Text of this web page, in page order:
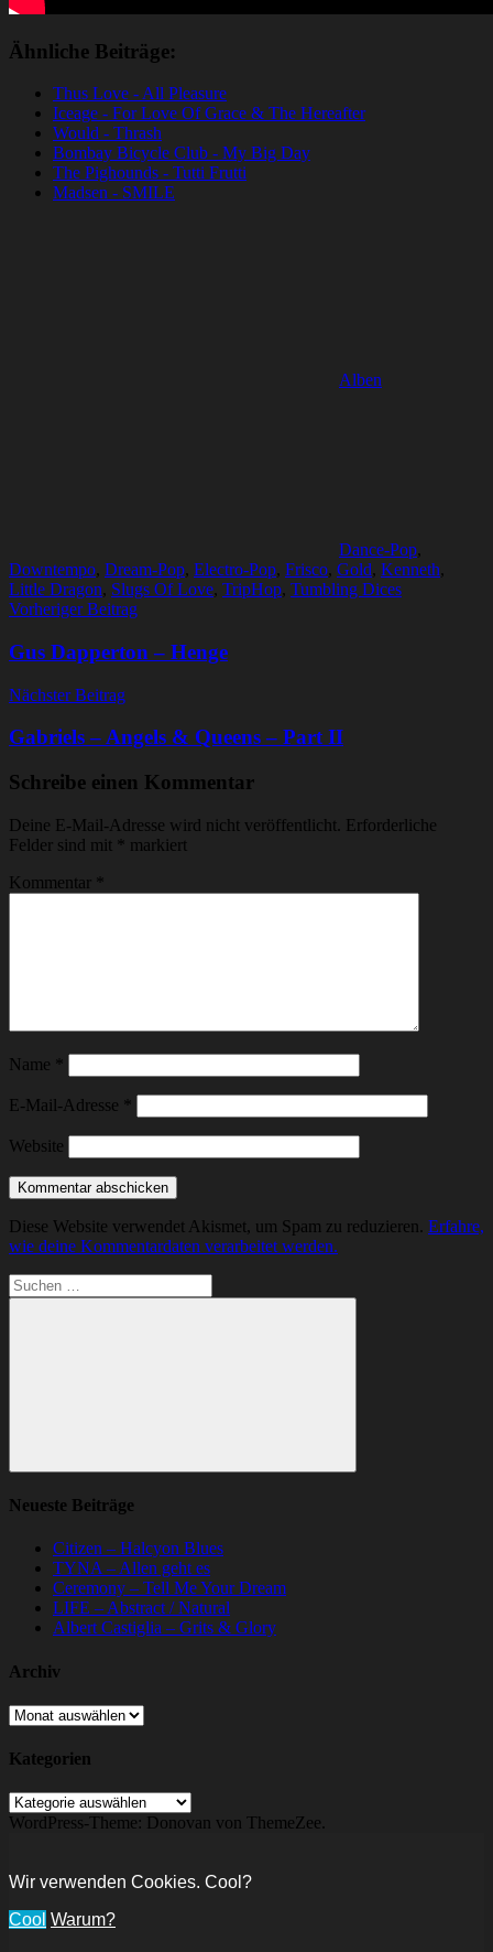
Ähnliche Beiträge:
Thus Love - All Pleasure
Iceage - For Love Of Grace & The Hereafter
Would - Thrash
Bombay Bicycle Club - My Big Day
The Pighounds - Tutti Frutti
Madsen - SMILE
Alben
Dance-Pop,
Downtempo, Dream-Pop, Electro-Pop, Frisco, Gold, Kenneth,
Little Dragon, Slugs Of Love, TripHop, Tumbling Dices
Beitragsnavigation
Vorheriger Beitrag
Gus Dapperton – Henge
Nächster Beitrag
Gabriels – Angels & Queens – Part II
Schreibe einen Kommentar
Deine E-Mail-Adresse wird nicht veröffentlicht. Erforderliche
Felder sind mit * markiert
Kommentar *
Name *
E-Mail-Adresse *
Website
Diese Website verwendet Akismet, um Spam zu reduzieren. Erfahre,
wie deine Kommentardaten verarbeitet werden.
Suchen
nach:
Suchen
Neueste Beiträge
Citizen – Halcyon Blues
TYNA – Allen geht es
Ceremony – Tell Me Your Dream
LIFE – Abstract / Natural
Albert Castiglia – Grits & Glory
Archiv
Archiv
Kategorien
Kategorien
WordPress-Theme: Donovan von ThemeZee.
Wir verwenden Cookies. Cool?
Cool Warum?